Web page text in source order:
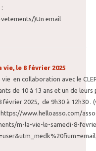
)Un email
vie, le 8 février 2025
vie en collaboration avec le
de 10 à 13 ans et un de
février 2025, de 9h30 à 12h30 .
https://www.helloasso.com/
m-la-vie-le-samedi-8-